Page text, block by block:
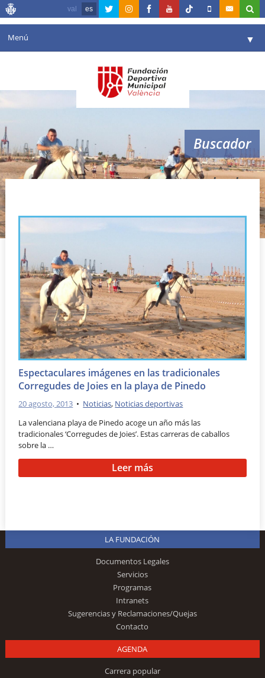
val es
Menú ▼
Agenda
Comunicación ▼
Valencia en deporte ▼
Reservas
Buscador
deporte en la playa
Espectaculares imágenes en las tradicionales
Corregudes de Joies en la playa de Pinedo
20 agosto, 2013 • Noticias, Noticias deportivas
La valenciana playa de Pinedo acoge un año más las
tradicionales ‘Corregudes de Joies’. Estas carreras de caballos
sobre la …
Leer más
LA FUNDACIÓN
Documentos Legales
Servicios
Programas
Intranets
Sugerencias y Reclamaciones/Quejas
Contacto
AGENDA
Carrera popular